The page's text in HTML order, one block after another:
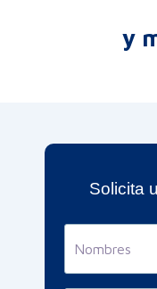
y
Solicita
Nombres